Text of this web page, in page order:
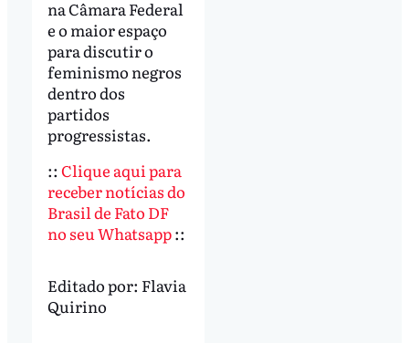
na Câmara Federal
e o maior espaço
para discutir o
feminismo negros
dentro dos
partidos
progressistas.
:: Clique aqui para
receber notícias do
Brasil de Fato DF
no seu Whatsapp::
Editado por: Flavia
Quirino